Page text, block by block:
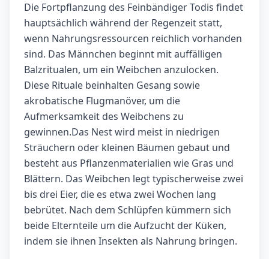
Die Fortpflanzung des Feinbändiger Todis findet
hauptsächlich während der Regenzeit statt,
wenn Nahrungsressourcen reichlich vorhanden
sind. Das Männchen beginnt mit auffälligen
Balzritualen, um ein Weibchen anzulocken.
Diese Rituale beinhalten Gesang sowie
akrobatische Flugmanöver, um die
Aufmerksamkeit des Weibchens zu
gewinnen.Das Nest wird meist in niedrigen
Sträuchern oder kleinen Bäumen gebaut und
besteht aus Pflanzenmaterialien wie Gras und
Blättern. Das Weibchen legt typischerweise zwei
bis drei Eier, die es etwa zwei Wochen lang
bebrütet. Nach dem Schlüpfen kümmern sich
beide Elternteile um die Aufzucht der Küken,
indem sie ihnen Insekten als Nahrung bringen.